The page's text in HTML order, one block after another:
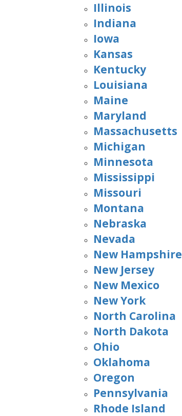
Illinois
Indiana
Iowa
Kansas
Kentucky
Louisiana
Maine
Maryland
Massachusetts
Michigan
Minnesota
Mississippi
Missouri
Montana
Nebraska
Nevada
New Hampshire
New Jersey
New Mexico
New York
North Carolina
North Dakota
Ohio
Oklahoma
Oregon
Pennsylvania
Rhode Island